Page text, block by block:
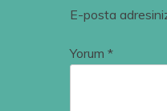
E-posta
Yorum *